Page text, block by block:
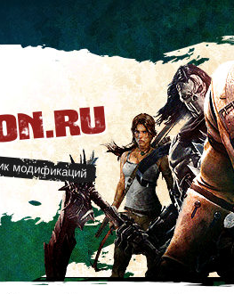
модификаций